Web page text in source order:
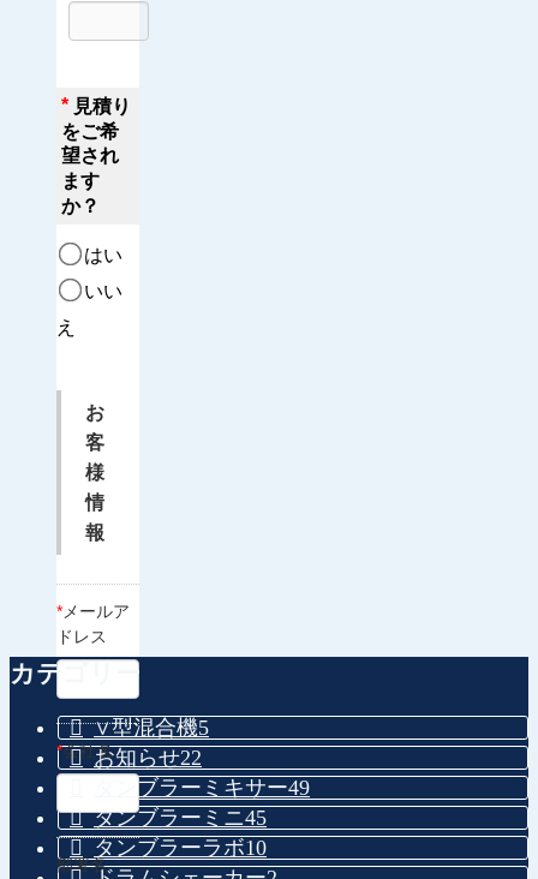
* 見積り
をご希
望され
ます
か？
はい
いい
え
お
客
様
情
報
*メールア
ドレス
*会社名
部署名
カテゴリー
∨型混合機5
お知らせ22
タンブラーミキサー49
タンブラーミニ45
タンブラーラボ10